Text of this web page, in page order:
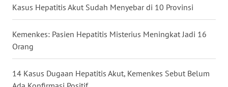
Kasus Hepatitis Akut Sudah Menyebar di 10 Provinsi
Kemenkes: Pasien Hepatitis Misterius Meningkat Jadi 16
Orang
14 Kasus Dugaan Hepatitis Akut, Kemenkes Sebut Belum
LAMPUNG
WN
JATENG
WN
NUSANTARA